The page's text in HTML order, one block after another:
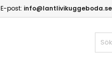
E-post: info@lantlivikuggeboda.se